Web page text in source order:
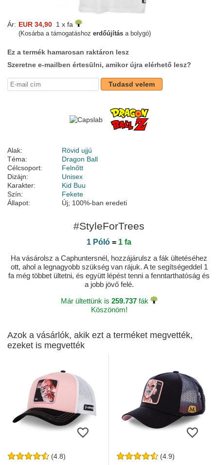
Ár: EUR 34,90 1 x fa
(Kosárba a támogatáshoz erdőújítás a bolygó)
Ez a termék hamarosan raktáron lesz
Szeretne e-mailben értesülni, amikor újra elérhető lesz?
Tudasd velem
Alak:
Rövid ujjú
Téma:
Dragon Ball
Célcsoport:
Felnőtt
Dizájn:
Unisex
Karakter:
Kid Buu
Szín:
Fekete
Állapot:
Új; 100%-ban eredeti
#StyleForTrees
1 Póló = 1 fa
Ha vásárolsz a Caphuntersnél, hozzájárulsz a fák ültetéséhez
ott, ahol a legnagyobb szükség van rájuk. A te segítségeddel 1
fa még többet ültetni, és együtt lépést tenni a fenntarthatóság és
a jobb jövő felé.
Már ültettünk is 259.737fák
Köszönöm!
Azok a vásárlók, akik ezt a terméket megvették,
ezeket is megvették
(4.8) (4.9)